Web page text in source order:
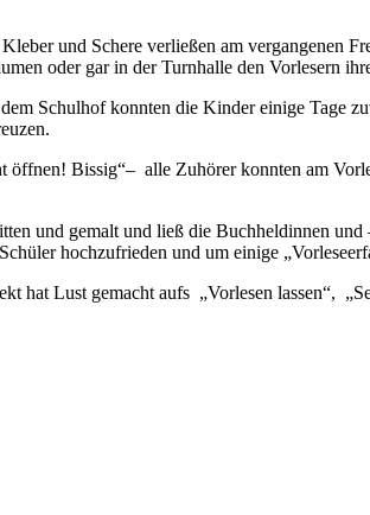
und Schere verließen am vergangenen
oder gar in der Turnhalle den Vorlesern
Schulhof konnten die Kinder einige Tage
Bissig“– alle Zuhörer konnten am
und gemalt und ließ die Buchheldinnen
hochzufrieden und um einige
hat Lust gemacht aufs „Vorlesen lassen“,